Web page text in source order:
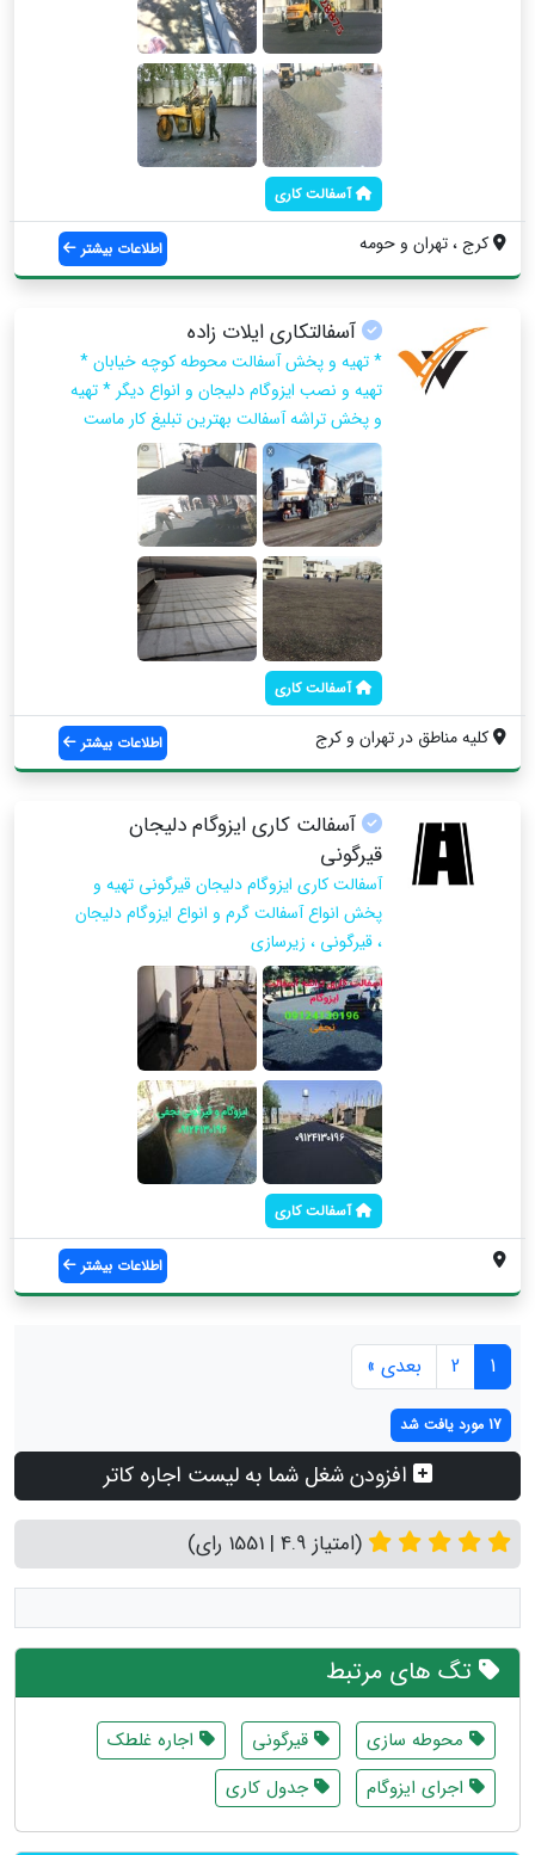
آسفالت کاری
کرج ، تهران و حومه اطلاعات بیشتر
آسفالتکاری ایلات زاده
* تهیه و پخش آسفالت محوطه کوچه خیابان *
تهیه و نصب ایزوگام دلیجان و انواع دیگر * تهیه
و پخش تراشه آسفالت بهترین تبلیغ کار ماست
آسفالت کاری
کلیه مناطق در تهران و کرج اطلاعات بیشتر
آسفالت کاری ایزوگام دلیجان
قیرگونی
آسفالت کاری ایزوگام دلیجان قیرگونی تهیه و
پخش انواع آسفالت گرم و انواع ایزوگام دلیجان
، قیرگونی ، زیرسازی
آسفالت کاری
اطلاعات بیشتر
1
2 بعدی »
17 مورد یافت شد
افزودن شغل شما به لیست اجاره کاتر
(امتیاز 4.9 | 1551 رای)
تگ های مرتبط
محوطه سازی قیرگونی
اجاره غلطک
اجرای ایزوگام
جدول کاری